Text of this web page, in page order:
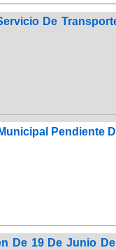
De
Pendiente
De 19 De Junio